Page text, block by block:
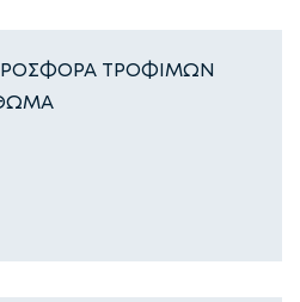
ΤΡΟΦΙΜΩΝ